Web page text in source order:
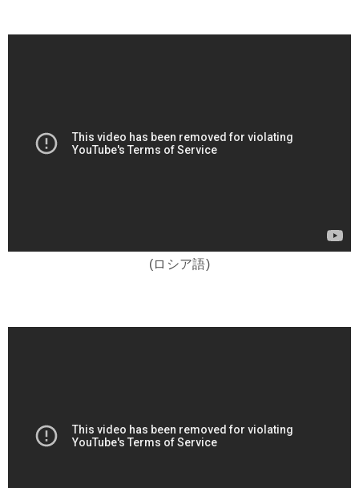
(ロシア語)